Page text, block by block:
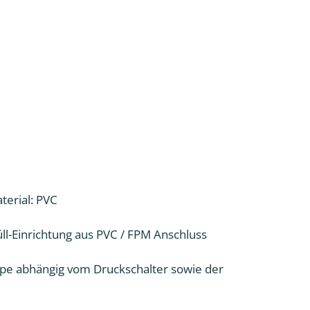
PVC
aus PVC / FPM Anschluss
abhängig vom Druckschalter sowie der